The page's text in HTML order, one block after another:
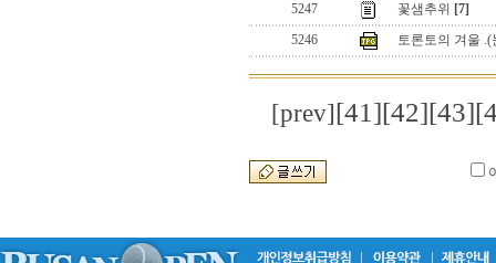
5247
꽃샘추위 [7]
5246
토론토의 겨울
[prev][41][42][43]